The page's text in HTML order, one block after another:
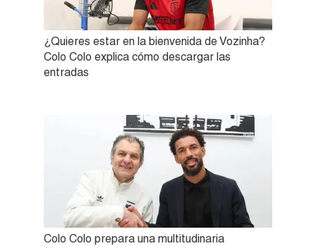
¿Quieres estar en la bienvenida de Vozinha?
Colo Colo explica cómo descargar las
entradas
Colo Colo prepara una multitudinaria